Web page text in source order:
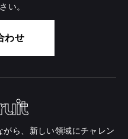
い。
わせ
ら、新しい領域にチャレン